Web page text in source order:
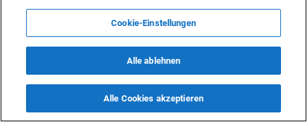
asiatischen Märkten von entscheidender Bedeutung. Da
traditionelle Routen immer weniger rentabel werden, wird
der Mittlere Korridor schnell zu einer strategischen
Notwendigkeit. Er bietet deutschen Unternehmen einen
anderen wichtigen Märkten im Osten.
Cookie-Einstellungen
Alle ablehnen
Alle Cookies akzeptieren